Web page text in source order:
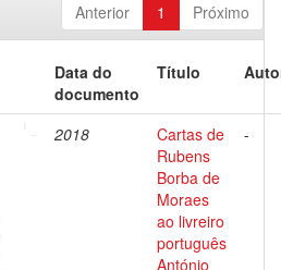
Anterior 1 Próximo
Data do
documento
Título
2018
Cartas de
Rubens
Borba de
Moraes
ao livreiro
português
António
-